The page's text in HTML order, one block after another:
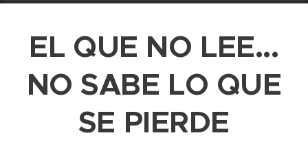
EL QUE NO LEE...
NO SABE LO QUE
SE PIERDE